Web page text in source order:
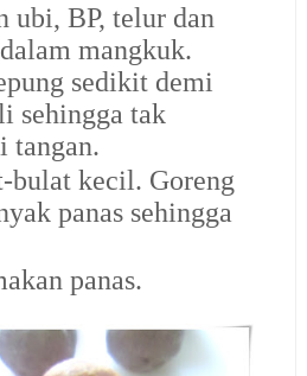
ubi, BP, telur dan
mangkuk.
sedikit demi
sehingga tak
tangan.
bulat kecil. Goreng
panas sehingga
panas.